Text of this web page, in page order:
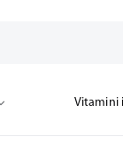
Vitamini